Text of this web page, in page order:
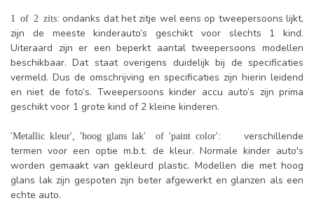
1 of 2 zits: ondanks dat het zitje wel eens op tweepersoons lijkt,
zijn de meeste kinderauto’s geschikt voor slechts 1 kind.
Uiteraard zijn er een beperkt aantal tweepersoons modellen
beschikbaar. Dat staat overigens duidelijk bij de specificaties
vermeld. Dus de omschrijving en specificaties zijn hierin leidend
en niet de foto’s. Tweepersoons kinder accu auto’s zijn prima
geschikt voor 1 grote kind of 2 kleine kinderen.
'Metallic kleur', 'hoog glans lak' of 'paint color':
verschillende
termen voor een optie m.b.t. de kleur. Normale kinder auto's
worden gemaakt van gekleurd plastic. Modellen die met hoog
glans lak zijn gespoten zijn beter afgewerkt en glanzen als een
echte auto.